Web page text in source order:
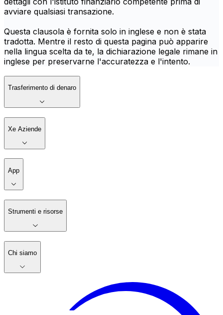
avviare qualsiasi transazione.
Questa clausola è fornita solo in inglese e non è stata
tradotta. Mentre il resto di questa pagina può apparire
nella lingua scelta da te, la dichiarazione legale rimane in
inglese per preservarne l'accuratezza e l'intento.
Trasferimento di denaro
Xe Aziende
App
Strumenti e risorse
Chi siamo